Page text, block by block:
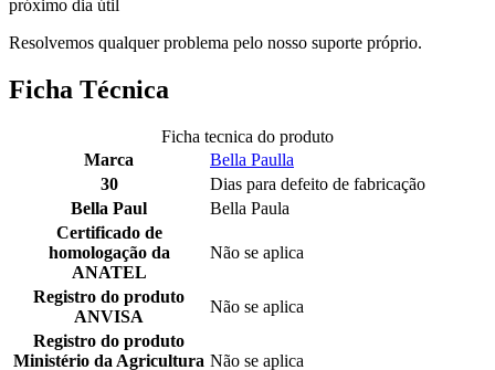
próximo dia útil
Resolvemos qualquer problema pelo nosso suporte próprio.
Ficha Técnica
Ficha tecnica do produto
Marca
Bella Paulla
30
Dias para defeito de fabricação
Bella Paul
Bella Paula
Certificado de
homologação da
ANATEL
Não se aplica
Registro do produto
ANVISA
Não se aplica
Registro do produto
Ministério da Agricultura Não se aplica